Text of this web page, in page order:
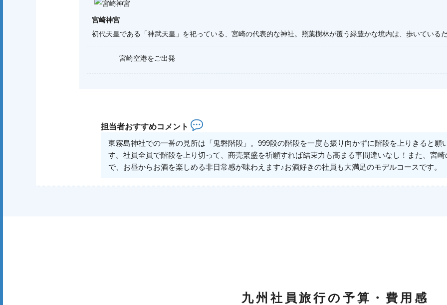
宮崎神宮
初代天皇である「神武天皇」を祀っている、宮崎の代表的な神社。照葉樹林が覆う緑豊かな境内は、歩いている
宮崎空港をご出発
担当者おすすめコメント
東霧島神社での一番の見所は「鬼磐階段」。999段の階段を一度も振り向かずに階段を上りきると願
す。社員全員で階段を上り切って、商売繁盛を祈願すれば結束力も高まる事間違いなし！また、宮
で、お昼からお酒を楽しめる非日常感が味わえます♪お酒好きの社員も大満足のモデルコースです。
九州社員旅行の予算・費用感